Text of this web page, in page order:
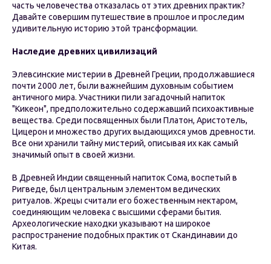
часть человечества отказалась от этих древних практик?
Давайте совершим путешествие в прошлое и проследим
удивительную историю этой трансформации.
Наследие древних цивилизаций
Элевсинские мистерии в Древней Греции, продолжавшиеся
почти 2000 лет, были важнейшим духовным событием
античного мира. Участники пили загадочный напиток
"Кикеон", предположительно содержавший психоактивные
вещества. Среди посвященных были Платон, Аристотель,
Цицерон и множество других выдающихся умов древности.
Все они хранили тайну мистерий, описывая их как самый
значимый опыт в своей жизни.
В Древней Индии священный напиток Сома, воспетый в
Ригведе, был центральным элементом ведических
ритуалов. Жрецы считали его божественным нектаром,
соединяющим человека с высшими сферами бытия.
Археологические находки указывают на широкое
распространение подобных практик от Скандинавии до
Китая.